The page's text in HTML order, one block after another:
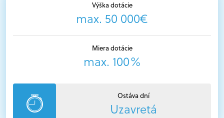
Výška dotácie
max. 50 000€
Miera dotácie
max. 100%
Ostáva dní
Uzavretá